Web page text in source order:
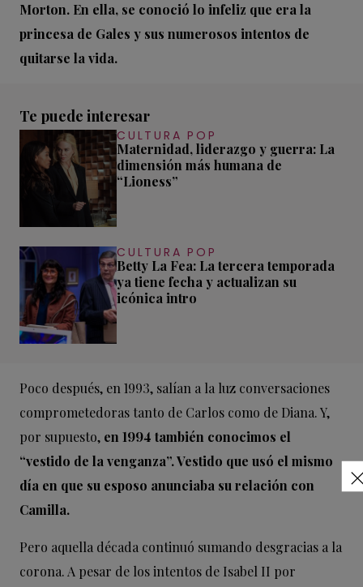
Morton. En ella, se conoció lo infeliz que era la
princesa de Gales y sus numerosos intentos de
quitarse la vida.
Te puede interesar
CULTURA POP
Maternidad, liderazgo y guerra: La
dimensión más humana de
“Lioness”
CULTURA POP
Betty La Fea: La tercera temporada
ya tiene fecha y actualizan su
icónica intro
Poco después, en 1993, salían a la luz conversaciones
comprometedoras tanto de Carlos como de Diana. Y,
por supuesto, en 1994 también conocimos el
“vestido de la venganza”. Vestido que usó el mismo
día en que su esposo anunciaba su relación con
Camilla.
Pero aquella década continuó sumando desgracias a la
corona. A pesar de los intentos de Isabel II por